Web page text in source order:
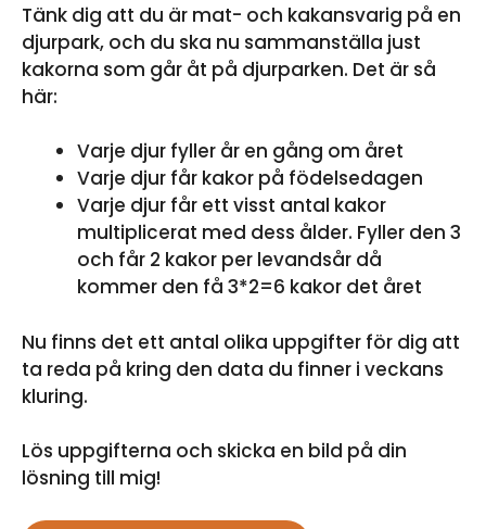
Tänk dig att du är mat- och kakansvarig på en
djurpark, och du ska nu sammanställa just
kakorna som går åt på djurparken. Det är så
här:
Varje djur fyller år en gång om året
Varje djur får kakor på födelsedagen
Varje djur får ett visst antal kakor
multiplicerat med dess ålder. Fyller den 3
och får 2 kakor per levandsår då
kommer den få 3*2=6 kakor det året
Nu finns det ett antal olika uppgifter för dig att
ta reda på kring den data du finner i veckans
kluring.
Lös uppgifterna och skicka en bild på din
lösning till mig!